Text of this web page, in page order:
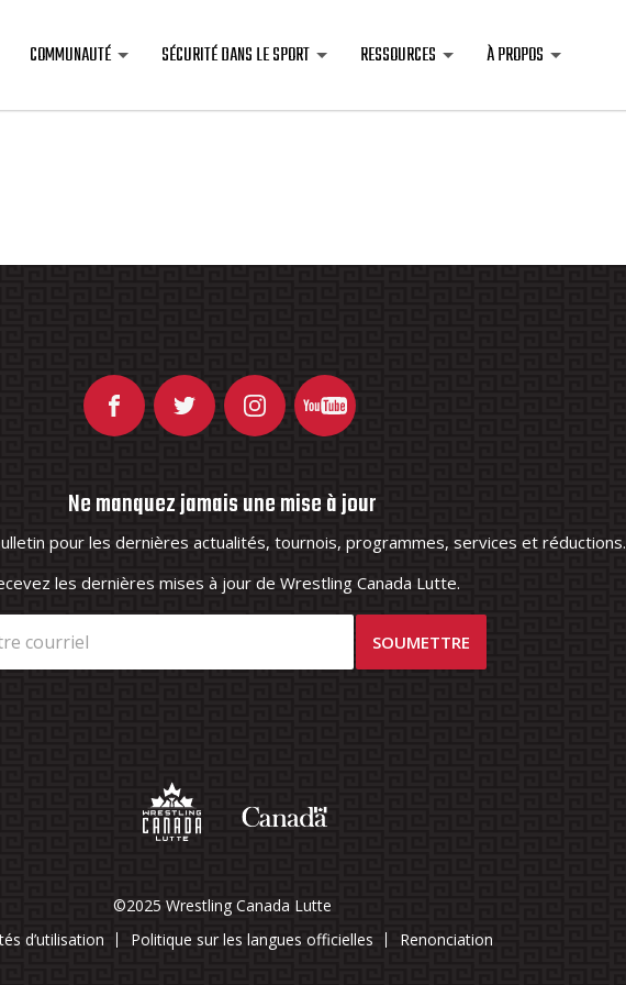
COMMUNAUTÉ SÉCURITÉ DANS LE SPORT RESSOURCES À PROPOS
Ne manquez jamais une mise à jour
pour les dernières actualités, tournois, programmes, services et réductions.
les dernières mises à jour de Wrestling Canada Lutte.
©2025 Wrestling Canada Lutte
d’utilisation
Politique sur les langues officielles Renonciation